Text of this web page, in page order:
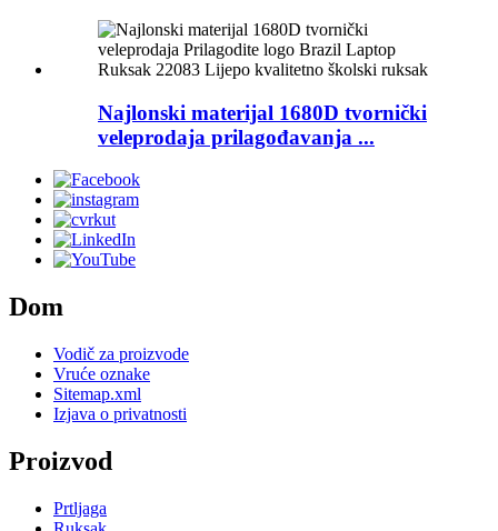
Najlonski materijal 1680D tvornički
veleprodaja prilagođavanja ...
Dom
Vodič za proizvode
Vruće oznake
Sitemap.xml
Izjava o privatnosti
Proizvod
Prtljaga